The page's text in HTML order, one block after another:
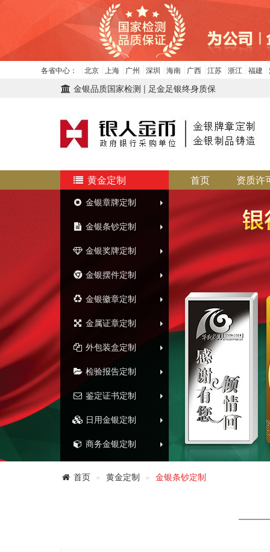
各省中心： 北京 上海 广州 深圳 海南 广西 江苏 浙江 福建
金银品质国家检测 | 足金足银终身质保
黄金定制
金银章牌定制
金银条钞定制
金银奖牌定制
金银摆件定制
金银徽章定制
金属证章定制
外包装盒定制
检验报告定制
鉴定证书定制
日用金银定制
商务金银定制
首页 资质许
首页 黄金定制 金银条钞定制